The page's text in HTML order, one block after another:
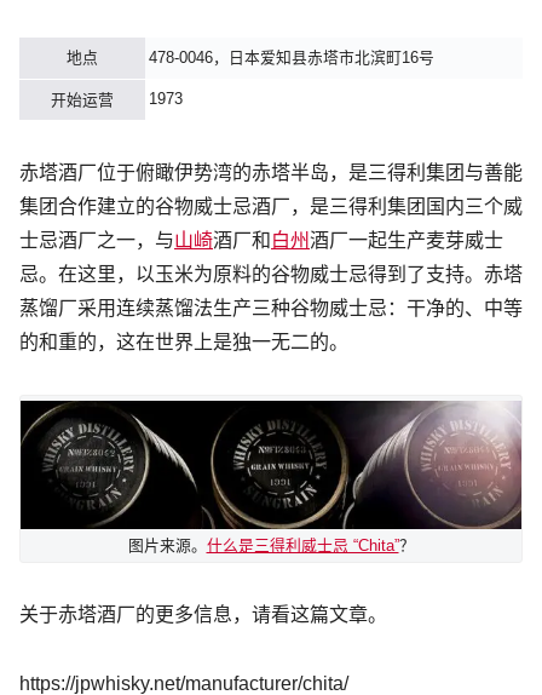
地点 478-0046，日本爱知县赤塔市北滨町16号
开始运营 1973
赤塔酒厂位于俯瞰伊势湾的赤塔半岛，是三得利集团与善能
集团合作建立的谷物威士忌酒厂，是三得利集团国内三个威
士忌酒厂之一，与山崎酒厂和 白州酒厂一起生产麦芽威士
忌。在这里，以玉米为原料的谷物威士忌得到了支持。赤塔
蒸馏厂采用连续蒸馏法生产三种谷物威士忌：干净的、中等
的和重的，这在世界上是独一无二的。
图片来源。 什么是三得利威士忌 “Chita”？
关于赤塔酒厂的更多信息，请看这篇文章。
https://jpwhisky.net/manufacturer/chita/